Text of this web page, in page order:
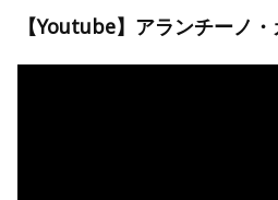
【Youtube】アランチーノ